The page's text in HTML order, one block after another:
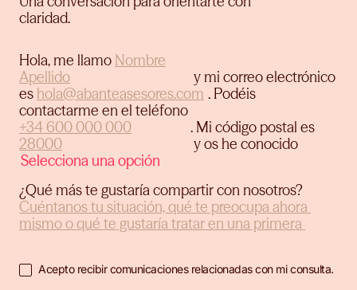
claridad.
Hola, me llamo
y mi correo electrónico
es
. Podéis
contactarme en el teléfono
. Mi código postal es
y os he conocido
¿Qué más te gustaría compartir con nosotros?
Acepto recibir comunicaciones relacionadas con mi consulta.